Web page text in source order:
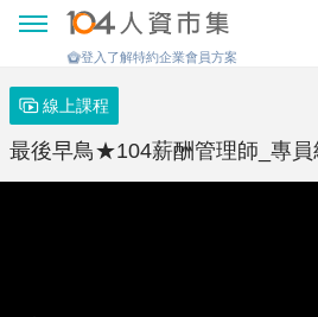
登入了解特約企業會員方案
線上課程
最後早鳥★104薪酬管理師_專